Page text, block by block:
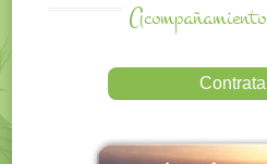
Acompañamiento